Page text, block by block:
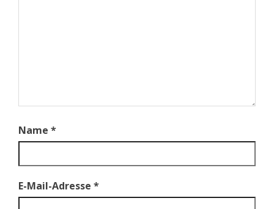
Name *
E-Mail-Adresse *